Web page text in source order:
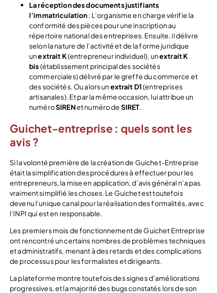
La réception des documents justifiants
l’immatriculation : L’organisme en charge vérifie la
conformité des pièces pour une inscription au
répertoire national des entreprises. Ensuite, il délivre
selon la nature de l’activité et de la forme juridique
unextrait K(entrepreneur individuel), unextrait K
bis(établissement principal des sociétés
commerciales) délivré par le greffe du commerce et
des sociétés. Ou alors unextrait D1(entreprises
artisanales). Et par la même occasion, lui attribue un
numéroSIRENet numéro de SIRET.
Guichet-entreprise : quels sont les
avis ?
Si la volonté première de la création de Guichet-Entreprise
était la simplification des procédures à effectuer pour les
entrepreneurs, la mise en application, d’avis général n’a pas
vraiment simplifié les choses. Le Guichet est toutefois
devenu l’unique canal pour la réalisation des formalités, avec
l’INPI qui est en responsable.
Les premiers mois de fonctionnement de Guichet Entreprise
ont rencontré un certains nombres de problèmes techniques
et administratifs, menant à des retards et des complications
de processus pour les formalistes et dirigeants.
La plateforme montre toutefois des signes d’améliorations
progressives, et la majorité des bugs constatés lors de son